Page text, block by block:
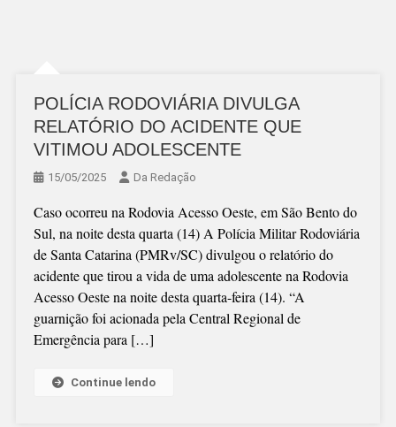
POLÍCIA RODOVIÁRIA DIVULGA
RELATÓRIO DO ACIDENTE QUE
VITIMOU ADOLESCENTE
15/05/2025 Da Redação
Caso ocorreu na Rodovia Acesso Oeste, em São Bento do
Sul, na noite desta quarta (14) A Polícia Militar Rodoviária
de Santa Catarina (PMRv/SC) divulgou o relatório do
acidente que tirou a vida de uma adolescente na Rodovia
Acesso Oeste na noite desta quarta-feira (14). “A
guarnição foi acionada pela Central Regional de
Emergência para […]
Continue lendo